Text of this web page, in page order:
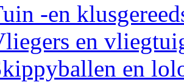
-en
en
en